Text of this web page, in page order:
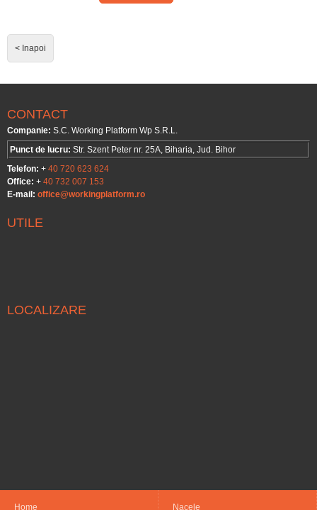
< Inapoi
CONTACT
Companie: S.C. Working Platform Wp S.R.L.
Punct de lucru: Str. Szent Peter nr. 25A, Biharia, Jud. Bihor
Telefon: + 40 720 623 624
Office: + 40 732 007 153
E-mail: office@workingplatform.ro
UTILE
LOCALIZARE
Home Nacele